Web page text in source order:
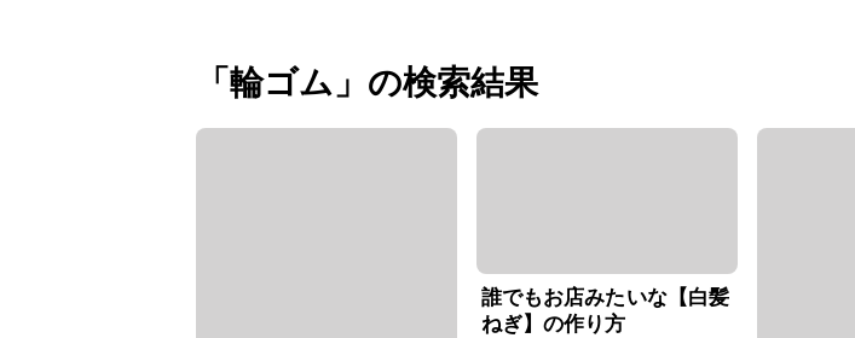
「輪ゴム」の検索結果
誰でもお店みたいな【白髪
ねぎ】の作り方